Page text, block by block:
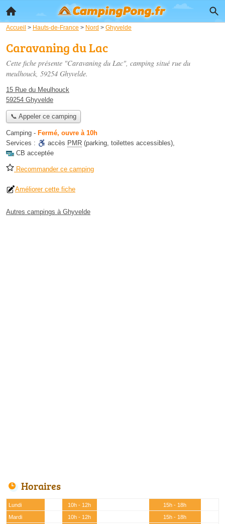
Accueil > Hauts-de-France > Nord > Ghyvelde
Caravaning du Lac
Cette fiche présente "Caravaning du Lac", camping situé rue du
meulhouck, 59254 Ghyvelde.
15 Rue du Meulhouck
59254 Ghyvelde
📞 Appeler ce camping
Camping - Fermé, ouvre à 10h
Services :
accès PMR (parking, toilettes accessibles),
CB acceptée
Recommander ce camping
Améliorer cette fiche
Autres campings à Ghyvelde
Horaires
Lundi 10h - 12h
15h - 18h
Mardi
10h - 12h
15h - 18h